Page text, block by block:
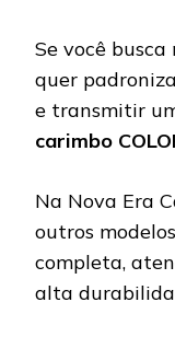
Se você
quer
e transmitir
carimbo
Na Nova Era
outros
completa,
alta